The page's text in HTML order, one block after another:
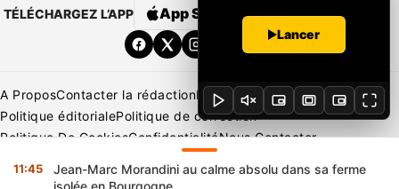
TÉLÉCHARGEZ L’APP App Store Google Play
A ProposContacter la rédactionRédaction Mentions légales
Politique éditorialePolitique de correction
Politique De CookiesConfidentialitéNous Contacter
Copyright © 2026 BENIN WEB TV | Tous Droits Réservés
11:45
Jean-Marc Morandini au calme absolu dans sa ferme
isolée en Bourgogne
Lancer